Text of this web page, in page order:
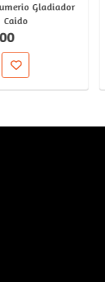
Gladiador
Caido